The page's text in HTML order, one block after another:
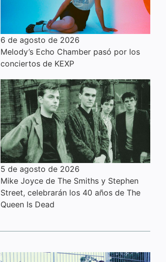
6 de agosto de 2026
Melody’s Echo Chamber pasó por los
conciertos de KEXP
5 de agosto de 2026
Mike Joyce de The Smiths y Stephen
Street, celebrarán los 40 años de The
Queen Is Dead